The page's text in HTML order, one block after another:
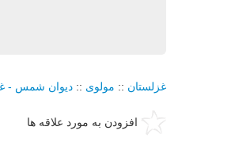
غزلستان :: مولوی :: دیوان شمس -
افزودن به مورد علاقه ها